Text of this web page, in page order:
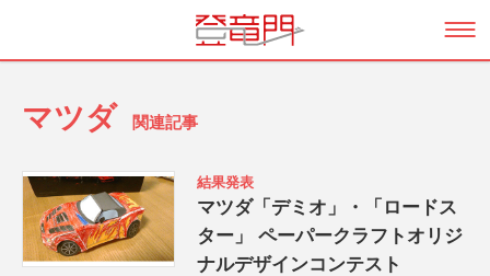
マツダ 関連記事
結果発表
マツダ「デミオ」・「ロードス
ター」 ペーパークラフトオリジ
ナルデザインコンテスト